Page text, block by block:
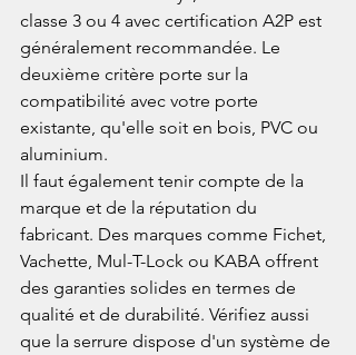
classe 3 ou 4 avec certification A2P est
généralement recommandée. Le
deuxième critère porte sur la
compatibilité avec votre porte
existante, qu'elle soit en bois, PVC ou
aluminium.
Il faut également tenir compte de la
marque et de la réputation du
fabricant. Des marques comme Fichet,
Vachette, Mul-T-Lock ou KABA offrent
des garanties solides en termes de
qualité et de durabilité. Vérifiez aussi
que la serrure dispose d'un système de